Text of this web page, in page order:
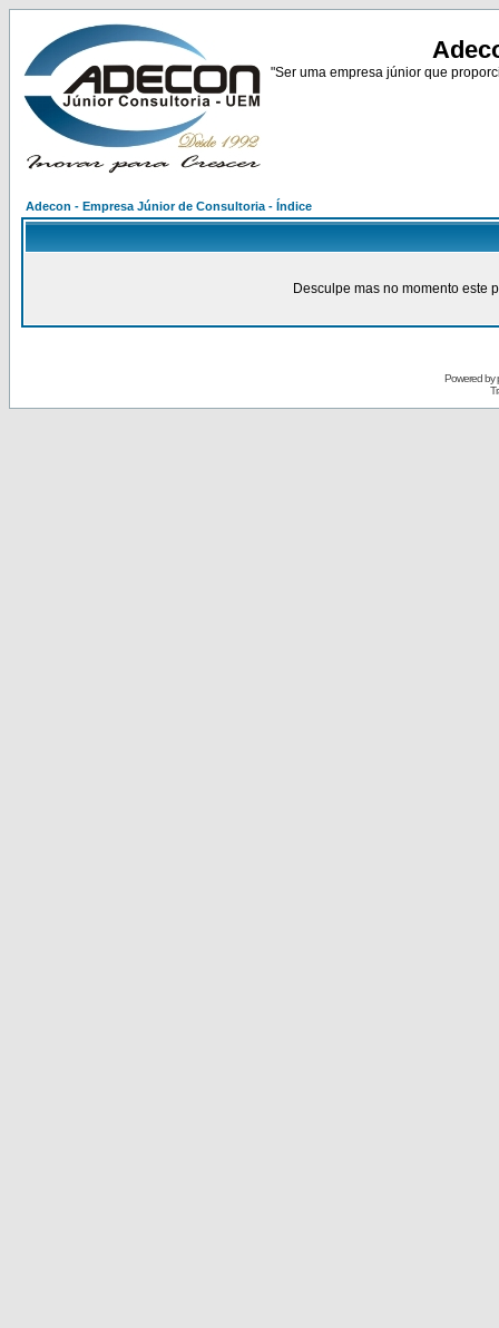
"Ser uma empresa júnior que
Adecon - Empresa Júnior de Consultoria - Índice
Desculpe mas no momento este
Powered by